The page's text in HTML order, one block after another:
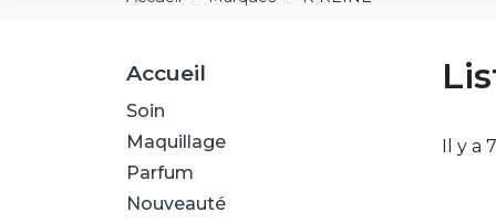
Accueil
Soin
Maquillage
Parfum
Nouveauté
Il y a